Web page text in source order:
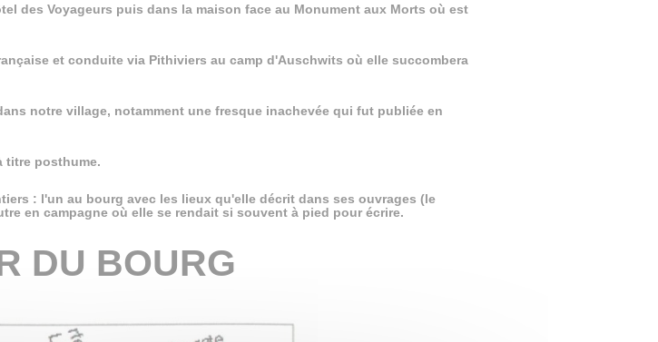
des Voyageurs puis dans la maison face au Monument aux Morts où est
et conduite via Pithiviers au camp d'Auschwits où elle succombera
notre village, notamment une fresque inachevée qui fut publiée en
titre posthume.
: l'un au bourg avec les lieux qu'elle décrit dans ses ouvrages (le
en campagne où elle se rendait si souvent à pied pour écrire.
DU BOURG